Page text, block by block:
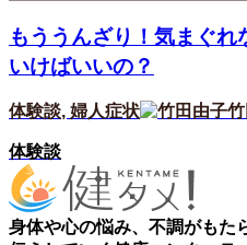
もううんざり！気まぐ
いけばいいの？
体験談, 婦人症状
体験談
身体や心の悩み、不調がもた